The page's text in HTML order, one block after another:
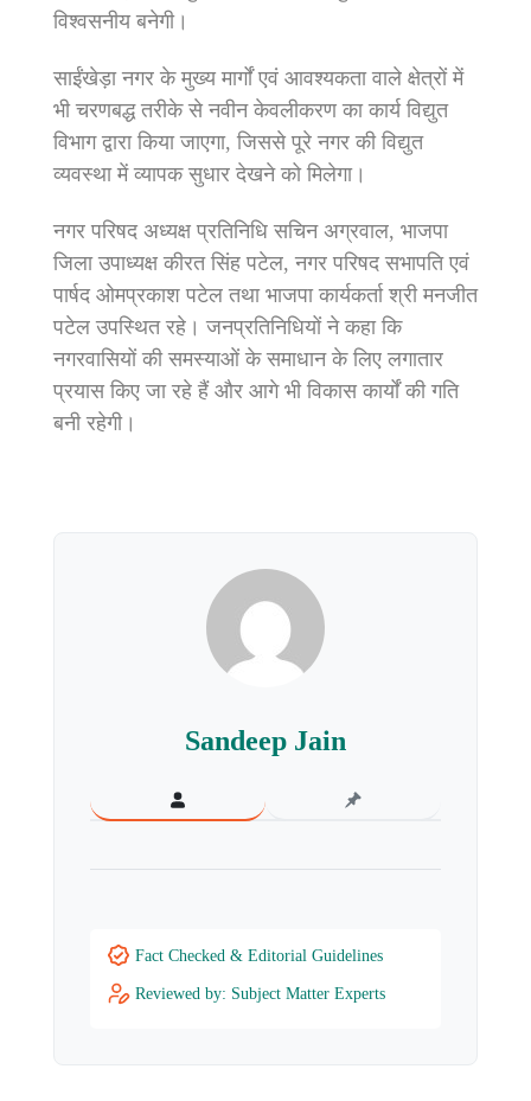
विश्वसनीय बनेगी।
साईंखेड़ा नगर के मुख्य मार्गों एवं आवश्यकता वाले क्षेत्रों में
भी चरणबद्ध तरीके से नवीन केवलीकरण का कार्य विद्युत
विभाग द्वारा किया जाएगा, जिससे पूरे नगर की विद्युत
व्यवस्था में व्यापक सुधार देखने को मिलेगा।
नगर परिषद अध्यक्ष प्रतिनिधि सचिन अग्रवाल, भाजपा
जिला उपाध्यक्ष कीरत सिंह पटेल, नगर परिषद सभापति एवं
पार्षद ओमप्रकाश पटेल तथा भाजपा कार्यकर्ता श्री मनजीत
पटेल उपस्थित रहे। जनप्रतिनिधियों ने कहा कि
नगरवासियों की समस्याओं के समाधान के लिए लगातार
प्रयास किए जा रहे हैं और आगे भी विकास कार्यों की गति
बनी रहेगी।
Sandeep Jain
Fact Checked & Editorial Guidelines
Reviewed by: Subject Matter Experts